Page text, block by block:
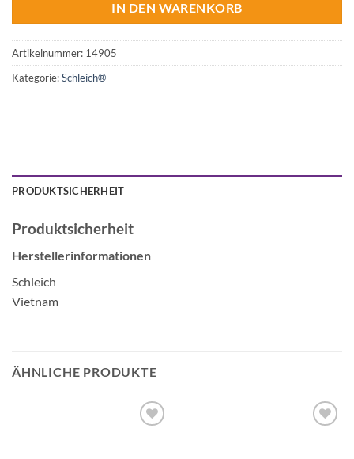
IN DEN WARENKORB
Artikelnummer: 14905
Kategorie:Schleich®
PRODUKTSICHERHEIT
Produktsicherheit
Herstellerinformationen
Schleich
Vietnam
ÄHNLICHE PRODUKTE